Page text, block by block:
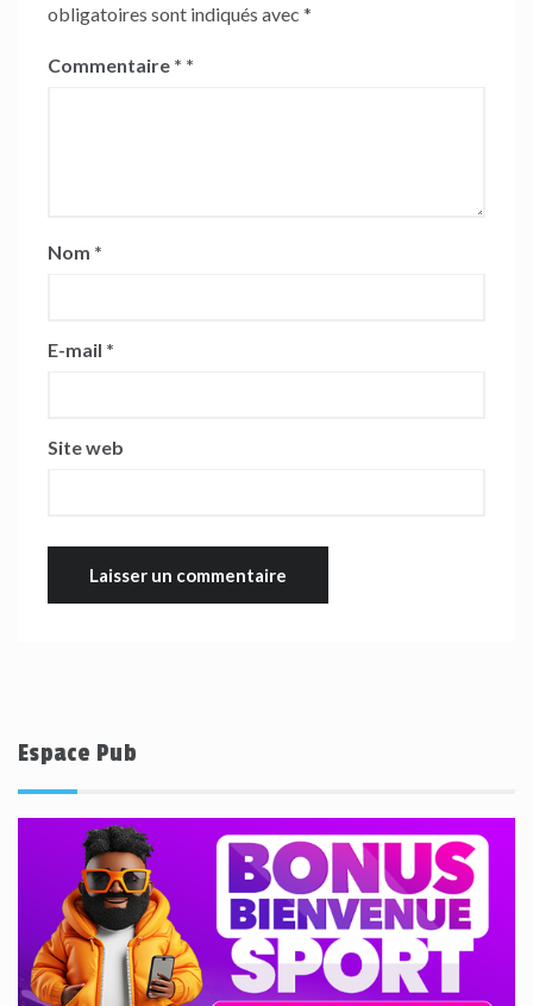
obligatoires sont indiqués avec *
Commentaire *
Nom *
E-mail *
Site web
Espace Pub